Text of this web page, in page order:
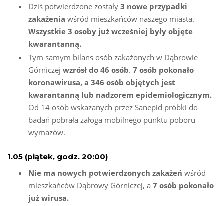
Dziś potwierdzone zostały 3 nowe przypadki
zakażenia wśród mieszkańców naszego miasta.
Wszystkie 3 osoby już wcześniej były objęte
kwarantanną.
Tym samym bilans osób zakażonych w Dąbrowie
Górniczej wzrósł do 46 osób. 7 osób pokonało
koronawirusa, a 346 osób objętych jest
kwarantanną lub nadzorem epidemiologicznym.
Od 14 osób wskazanych przez Sanepid próbki do
badań pobrała załoga mobilnego punktu poboru
wymazów.
1.05 (piątek, godz. 20:00)
Nie ma nowych potwierdzonych zakażeń wśród
mieszkańców Dąbrowy Górniczej, a 7 osób pokonało
już wirusa.